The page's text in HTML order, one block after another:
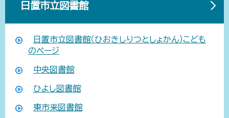
日置市立図書館
日置市立図書館（ひおきしりつとしょかん）こども
のページ
中央図書館
ひよし図書館
東市来図書館